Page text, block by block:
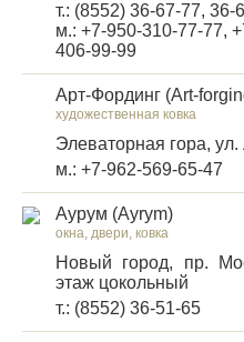
т.: (8552) 36-67-77, 36-
м.: +7-950-310-77-77,
406-99-99
Арт-Фординг (Art-
художественная ковка
Элеваторная гора,
м.: +7-962-569-65-47
Аурум (Ayrym)
окна, двери, ковка
Новый город, пр.
этаж цокольный
т.: (8552) 36-51-65